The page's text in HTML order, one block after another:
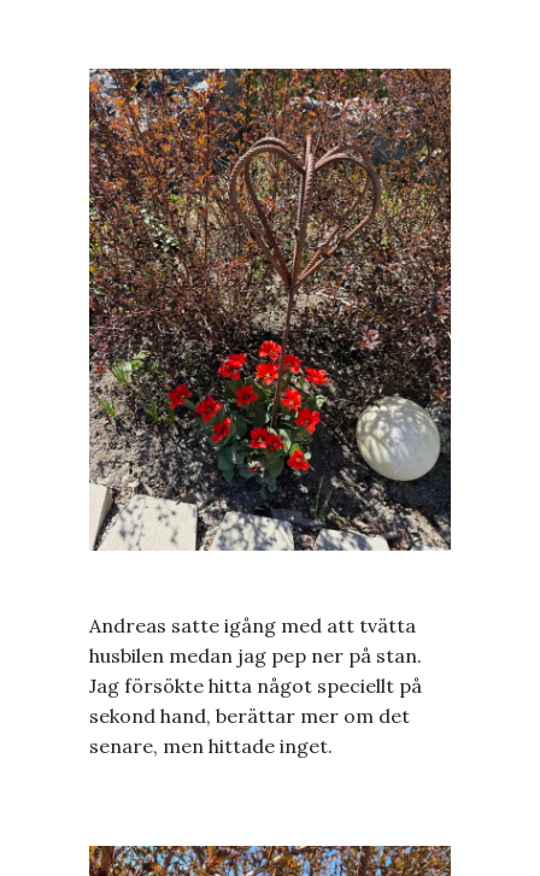
Andreas satte igång med att tvätta
husbilen medan jag pep ner på stan.
Jag försökte hitta något speciellt på
sekond hand, berättar mer om det
senare, men hittade inget.